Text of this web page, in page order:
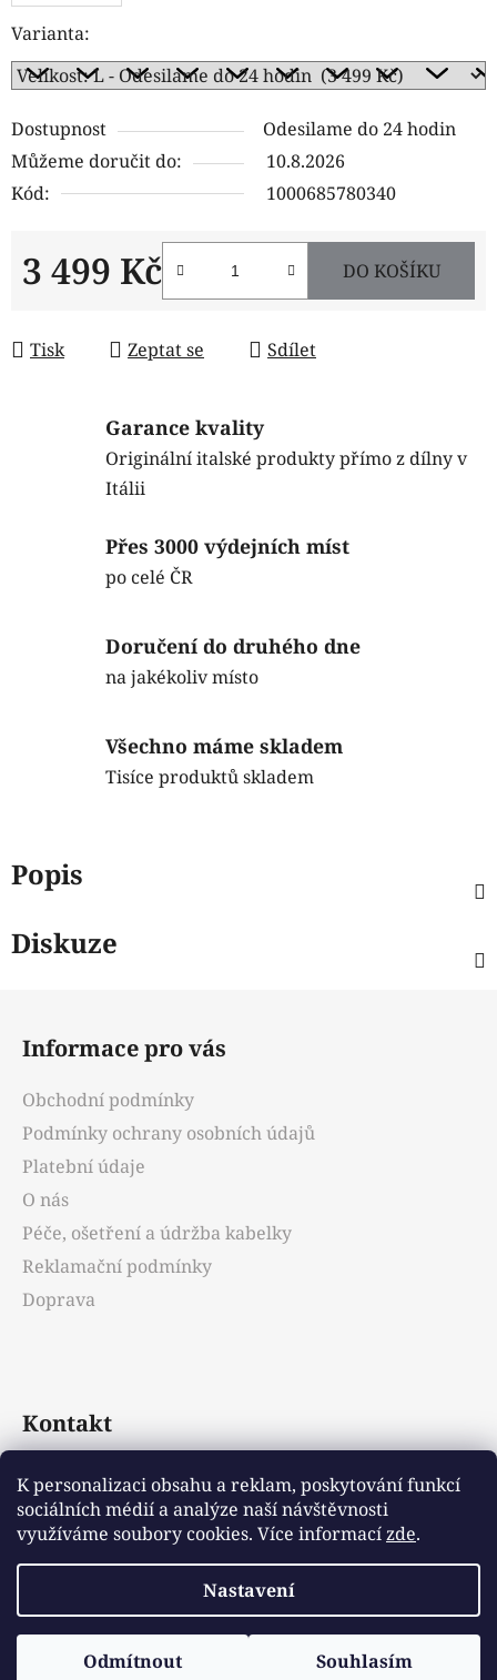
K personalizaci obsahu a reklam, poskytování funkcí
sociálních médií a analýze naší návštěvnosti
využíváme soubory cookies. Více informacízde.
Nastavení
Odmítnout Souhlasím
Varianta:
Dostupnost
Odesilame do 24 hodin
Můžeme doručit do:
10.8.2026
Kód:
1000685780340
3 499 Kč DO KOŠÍKU
Tisk Zeptat se Sdílet
Garance kvality
Originální italské produkty přímo z dílny v
Itálii
Přes 3000 výdejních míst
po celé ČR
Doručení do druhého dne
na jakékoliv místo
Všechno máme skladem
Tisíce produktů skladem
Popis
Diskuze
Informace pro vás
Obchodní podmínky
Podmínky ochrany osobních údajů
Platební údaje
O nás
Péče, ošetření a údržba kabelky
Reklamační podmínky
Doprava
Kontakt
info@emotys.cz
+421903231812
Vytvořil Shoptet
Copyright 2026
. Všechna práva